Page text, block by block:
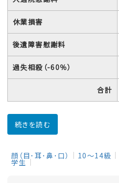
休業損害
後遺障害慰謝料
過失相殺（-60％）
合計
続きを読む
顔（目･耳･鼻･口） 10～14級
学生